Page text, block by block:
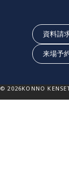
資料請
来場予
© 2026KONNO